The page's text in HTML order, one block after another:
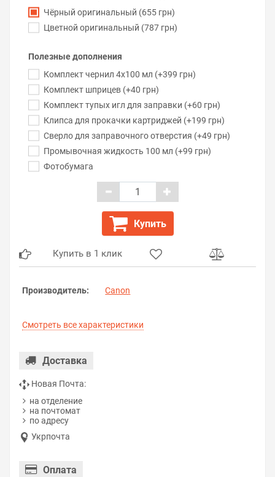
Чёрный оригинальный (655 грн)
Цветной оригинальный (787 грн)
Полезные дополнения
Комплект чернил 4x100 мл (+399 грн)
Комплект шприцев (+40 грн)
Комплект тупых игл для заправки (+60 грн)
Клипса для прокачки картриджей (+199 грн)
Сверло для заправочного отверстия (+49 грн)
Промывочная жидкость 100 мл (+99 грн)
Фотобумага
Купить
Купить в 1 клик
Производитель: Canon
Смотреть все характеристики
Доставка
Новая Почта:
на отделение
на почтомат
по адресу
Укрпочта
Оплата